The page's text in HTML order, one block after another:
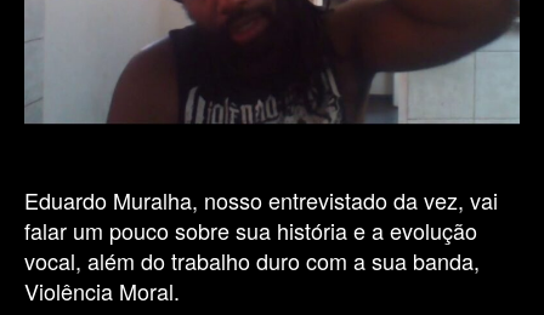
Gutural
Eduardo Muralha, nosso entrevistado da vez, vai
falar um pouco sobre sua história e a evolução
vocal, além do trabalho duro com a sua banda,
Violência Moral.